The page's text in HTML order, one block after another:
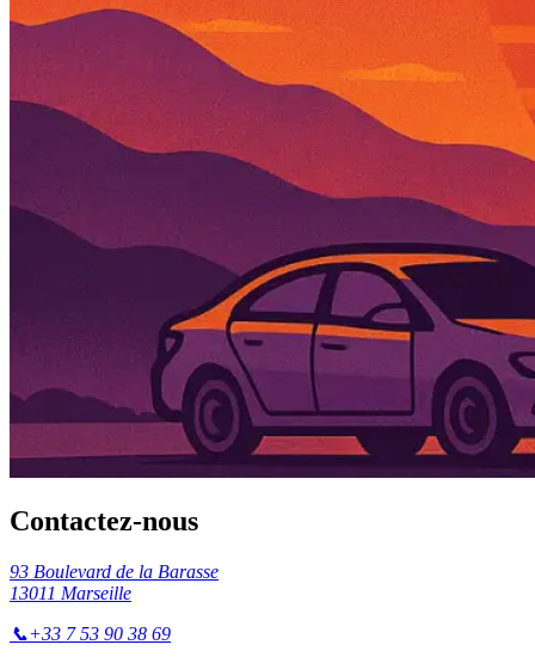
Contactez-nous
93 Boulevard de la Barasse
13011 Marseille
📞+33 7 53 90 38 69